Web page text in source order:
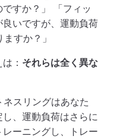
すか？」 「フィッ
良いですが、運動負荷
すか？」
： それらは全く異な
スリングはあなた
、運動負荷はさらに
ーニングし、トレー